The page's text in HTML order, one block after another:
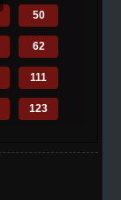
50
62
111
123